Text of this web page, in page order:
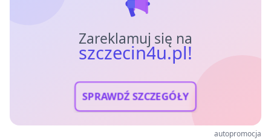
Zareklamuj się na
szczecin4u.pl!
SPRAWDŹ SZCZEGÓŁY
autopromocja